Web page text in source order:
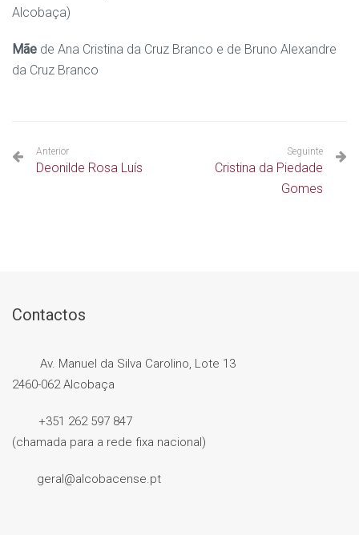
Alcobaça)
Mãe de Ana Cristina da Cruz Branco e de Bruno Alexandre
da Cruz Branco
Anterior
Deonilde Rosa Luís
Seguinte
Cristina da Piedade
Gomes
Contactos
Av. Manuel da Silva Carolino, Lote 13
2460-062 Alcobaça
+351 262 597 847
(chamada para a rede fixa nacional)
geral@alcobacense.pt